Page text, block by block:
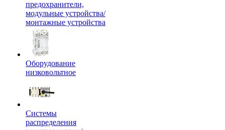
предохранители,
модульные устройства/
монтажные устройства
Оборудование
низковольтное
Системы
распределения